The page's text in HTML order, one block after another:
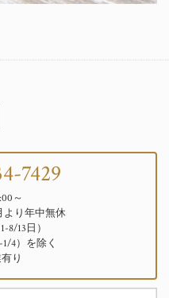
7429
～
より年中無休
8/13日）
4）を除く
り